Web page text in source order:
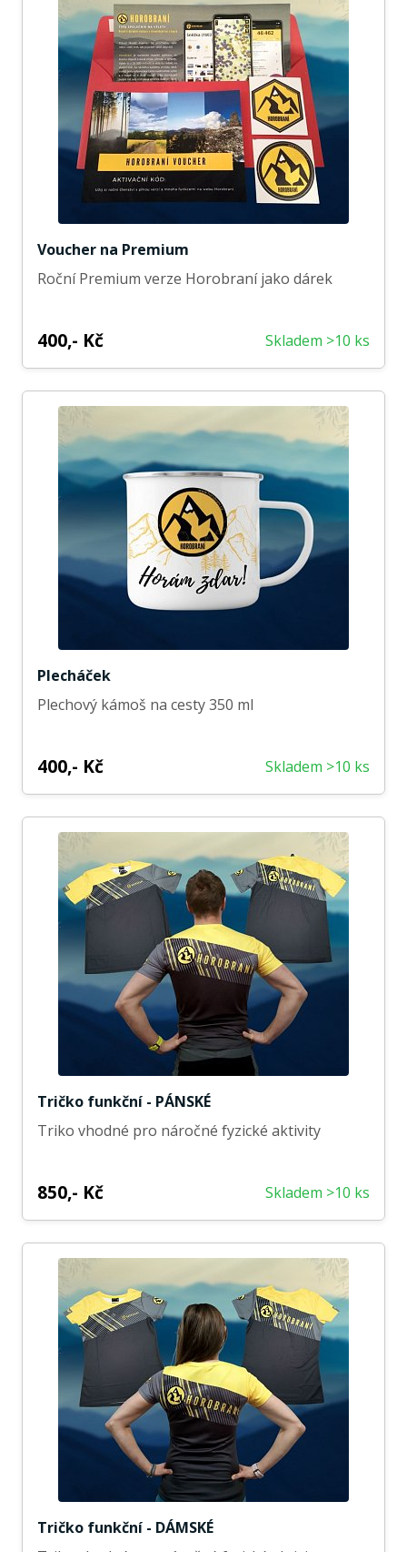
Voucher na Premium
Roční Premium verze Horobraní jako dárek
400,- Kč Skladem >10 ks
Plecháček
Plechový kámoš na cesty 350 ml
400,- Kč Skladem >10 ks
Tričko funkční - PÁNSKÉ
Triko vhodné pro náročné fyzické aktivity
850,- Kč Skladem >10 ks
Tričko funkční - DÁMSKÉ